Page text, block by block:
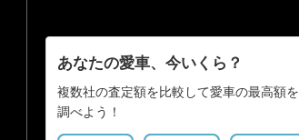
あなたの愛車、今いくら？
複数社の査定額を比較して愛車の最高額を
調べよう！